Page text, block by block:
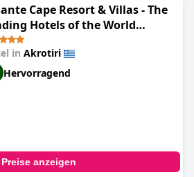
Cape Resort & Villas - The
Hotels of the World
Cape - The Leading Hotels
World)
in Akrotiri
Hervorragend
Preise anzeigen